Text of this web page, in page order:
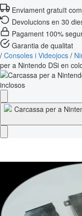
Enviament gratuït
Devolucions en 30
Pagament 100%
Garantia de qualitat
/ Consoles i Videojocs /
per a Nintendo DSi en